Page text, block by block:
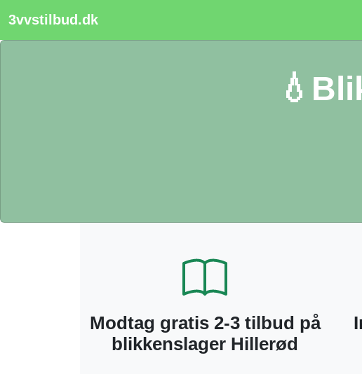
3vvstilbud.dk
Modtag gratis 2-3 tilbud på
blikkenslager Hillerød